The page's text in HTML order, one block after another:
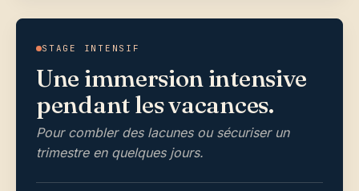
STAGE INTENSIF
Une immersion intensive
pendant les vacances.
Pour combler des lacunes ou sécuriser un
trimestre en quelques jours.